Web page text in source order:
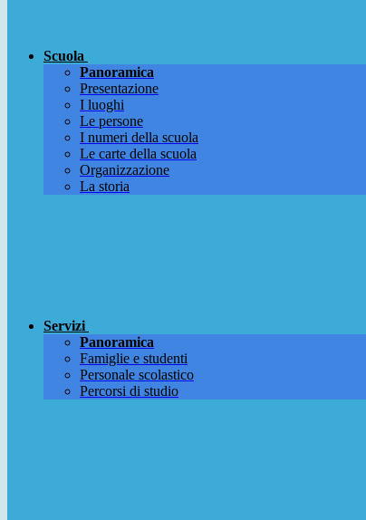
Scuola
Panoramica
Presentazione
I luoghi
Le persone
I numeri della scuola
Le carte della scuola
Organizzazione
La storia
Servizi
Panoramica
Famiglie e studenti
Personale scolastico
Percorsi di studio